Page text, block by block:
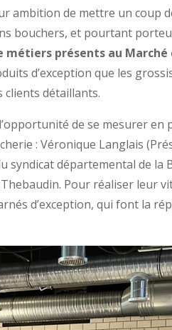
ambition de mettre un coup
bouchers, et pourtant
métiers présents au Marché
d’exception que les
clients détaillants.
de se mesurer en
: Véronique Langlais
syndicat départemental de la
Pour réaliser leur
d’exception, qui font la